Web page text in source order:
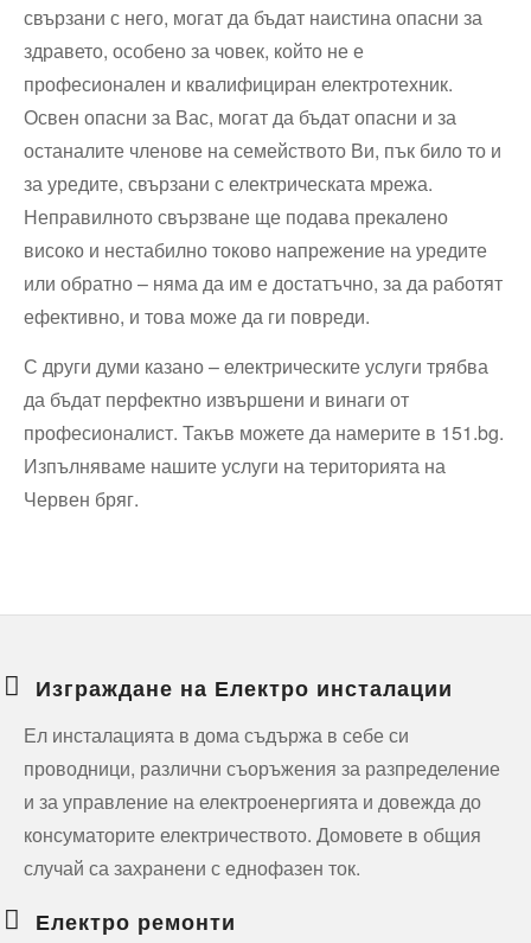
свързани с него, могат да бъдат наистина опасни за
здравето, особено за човек, който не е
професионален и квалифициран електротехник.
Освен опасни за Вас, могат да бъдат опасни и за
останалите членове на семейството Ви, пък било то и
за уредите, свързани с електрическата мрежа.
Неправилното свързване ще подава прекалено
високо и нестабилно токово напрежение на уредите
или обратно – няма да им е достатъчно, за да работят
ефективно, и това може да ги повреди.
С други думи казано – електрическите услуги трябва
да бъдат перфектно извършени и винаги от
професионалист. Такъв можете да намерите в 151.bg.
Изпълняваме нашите услуги на територията на
Червен бряг.
Изграждане на Електро инсталации
Ел инсталацията в дома съдържа в себе си
проводници, различни съоръжения за разпределение
и за управление на електроенергията и довежда до
консуматорите електричеството. Домовете в общия
случай са захранени с еднофазен ток.
Електро ремонти